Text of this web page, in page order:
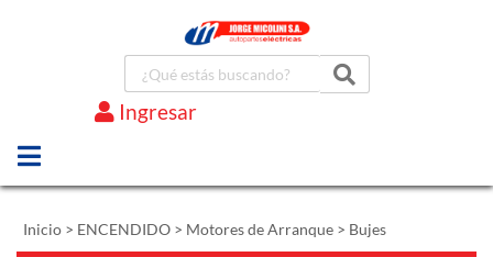
Ingresar
Inicio > ENCENDIDO > Motores de Arranque > Bujes